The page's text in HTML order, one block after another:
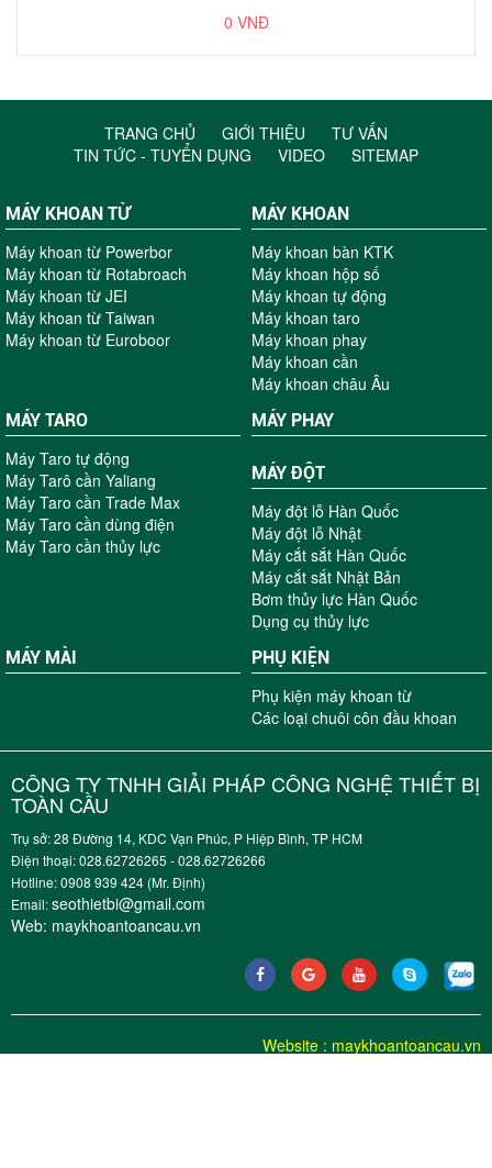
0 VNĐ
TRANG CHỦ GIỚI THIỆU
TƯ VẤN
TIN TỨC - TUYỂN DỤNG
VIDEO SITEMAP
MÁY KHOAN TỪ
Máy khoan từ Powerbor
Máy khoan từ Rotabroach
Máy khoan từ JEI
Máy khoan từ Taiwan
Máy khoan từ Euroboor
MÁY KHOAN
Máy khoan bàn KTK
Máy khoan hộp số
Máy khoan tự động
Máy khoan taro
Máy khoan phay
Máy khoan cần
Máy khoan châu Âu
MÁY TARO
Máy Taro tự động
Máy Tarô cần Yaliang
Máy Taro cần Trade Max
Máy Taro cần dùng điện
Máy Taro cần thủy lực
MÁY PHAY
MÁY ĐỘT
Máy đột lỗ Hàn Quốc
Máy đột lỗ Nhật
Máy cắt sắt Hàn Quốc
Máy cắt sắt Nhật Bản
Bơm thủy lực Hàn Quốc
Dụng cụ thủy lực
MÁY MÀI PHỤ KIỆN
Phụ kiện máy khoan từ
Các loại chuôi côn đầu khoan
CÔNG TY TNHH GIẢI PHÁP CÔNG NGHỆ THIẾT BỊ
TOÀN CẦU
Trụ sở: 28 Đường 14, KDC Vạn Phúc, P Hiệp Bình, TP HCM
Điện thoại: 028.62726265 - 028.62726266
Hotline: 0908 939 424 (Mr. Định)
Email:seothietbi@gmail.com
Web: maykhoantoancau.vn
Website : maykhoantoancau.vn